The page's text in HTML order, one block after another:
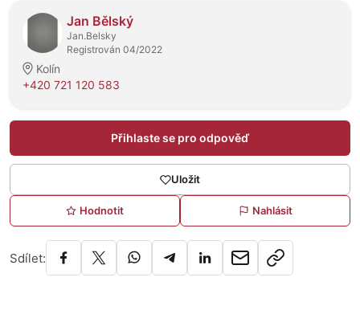
O prodejci
Jan Bělský
Jan.Belsky
Registrován 04/2022
Kolín
+420 721 120 583
Přihlaste se pro odpověď
Uložit
Hodnotit Nahlásit
Sdílet: